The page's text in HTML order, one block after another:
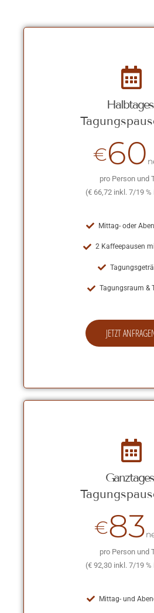
€60
pro Person und
(€ 66,72 inkl. 7/19
Mittag- oder
2 Kaffeepausen
Tagungsraum &
JETZT
€83
pro Person und
(€ 92,30 inkl. 7/19
Mittag- und